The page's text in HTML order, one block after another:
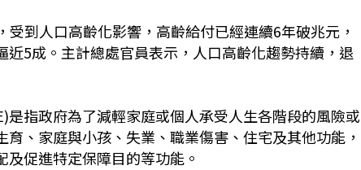
受到人口高齡化影響，高齡給付已經連續6年破兆元，
近5成。主計總處官員表示，人口高齡化趨勢持續，退
是指政府為了減輕家庭或個人承受人生各階段的風險或
、家庭與小孩、失業、職業傷害、住宅及其他功能，
促進特定保障目的等功能。